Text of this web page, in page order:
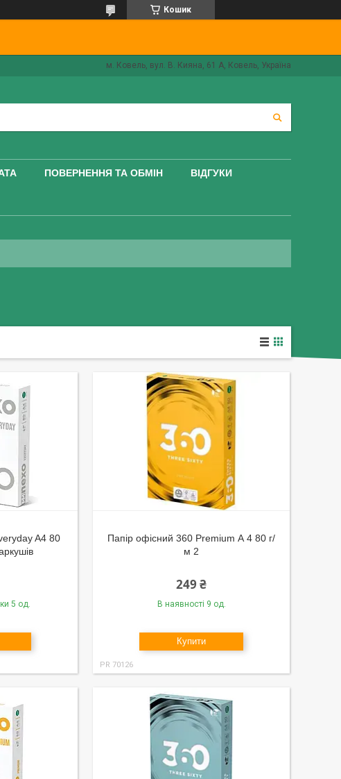
Кошик
м. Ковель, вул. В. Кияна, 61 А, Ковель, Україна
ПОВЕРНЕННЯ ТА ОБМІН ВІДГУКИ
A4 80
5 од.
Папір офісний 360 Premium А 4 80 г/
м 2
249 ₴
В наявності 9 од.
Купити
PR 70126